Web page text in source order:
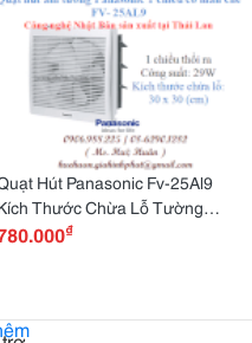
Hút Panasonic Fv-25Al9
Thước Chừa Lỗ Tường
Hàng Luôn Có Sẵn!
₫